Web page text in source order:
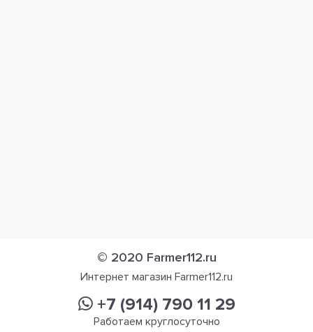
© 2020 Farmer112.ru
Интернет магазин Farmer112.ru
+7 (914) 790 11 29
Работаем круглосуточно